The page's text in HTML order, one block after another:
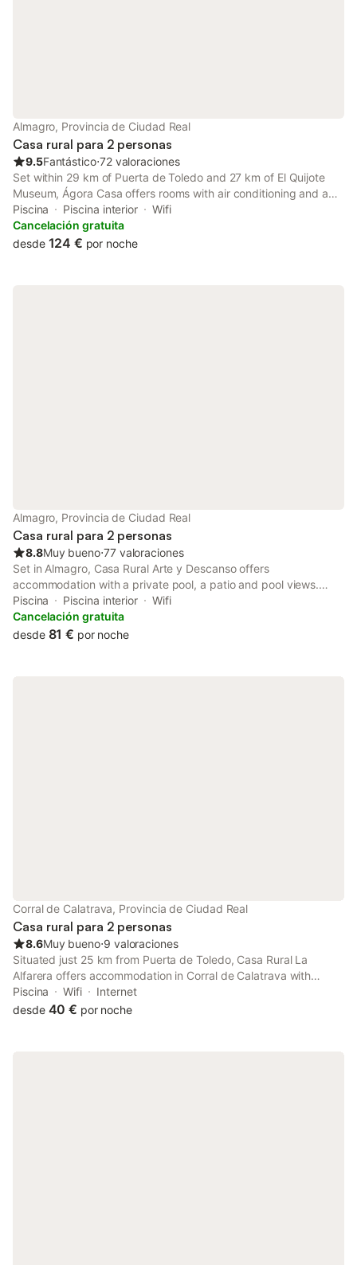
Almagro, Provincia de Ciudad Real
Casa rural para 2 personas
9.5Fantástico⋅72 valoraciones
Set within 29 km of Puerta de Toledo and 27 km of El Quijote
Museum, Ágora Casa offers rooms with air conditioning and a
private bathroom in Almagro.
Piscina Piscina interior
Wifi
Cancelación gratuita
desde 124 € por noche
Almagro, Provincia de Ciudad Real
Casa rural para 2 personas
8.8Muy bueno⋅77 valoraciones
Set in Almagro, Casa Rural Arte y Descanso offers
accommodation with a private pool, a patio and pool views.
Boasting luggage storage space, this property also provides
guests with a sun terrace.
Piscina Piscina interior
Wifi
Cancelación gratuita
desde 81 € por noche
Corral de Calatrava, Provincia de Ciudad Real
Casa rural para 2 personas
8.6Muy bueno⋅9 valoraciones
Situated just 25 km from Puerta de Toledo, Casa Rural La
Alfarera offers accommodation in Corral de Calatrava with
access to a seasonal outdoor swimming pool, a garden, as well
as a 24-hour front desk.
Piscina Wifi
Internet
desde 40 € por noche